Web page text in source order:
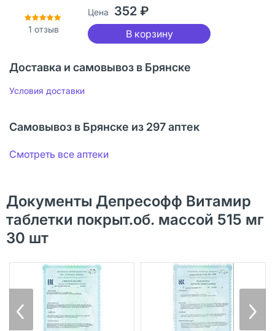
1 отзыв
Цена 352 ₽
В корзину
Доставка и самовывоз в Брянске
Условия доставки
Самовывоз в Брянске из 297 аптек
Смотреть все аптеки
Документы Депресофф Витамир
таблетки покрыт.об. массой 515 мг
30 шт